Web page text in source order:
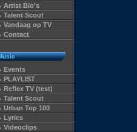
Artist Bio's
Talent Scout
Vandaag op TV
Contact
Events
PLAYLIST
Reflex TV (test)
Talent Scout
Urban Top 100
Lyrics
Videoclips